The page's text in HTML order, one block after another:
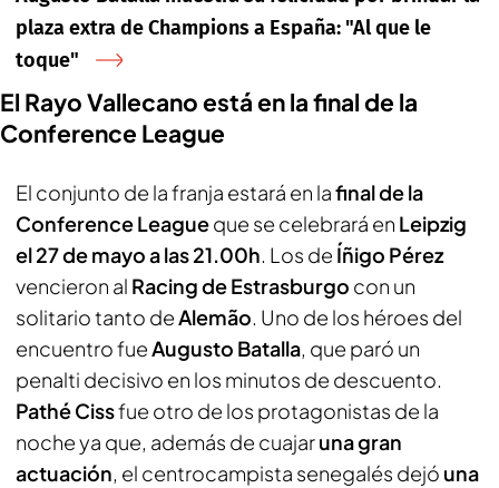
plaza extra de Champions a España: "Al que le
toque"
El Rayo Vallecano está en la final de la
Conference League
El conjunto de la franja estará en lafinal de la
Conference Leagueque se celebrará en Leipzig
el 27 de mayo a las 21.00h. Los de Íñigo Pérez
vencieron al Racing de Estrasburgo con un
solitario tanto deAlemão. Uno de los héroes del
encuentro fueAugusto Batalla, que paró un
penalti decisivo en los minutos de descuento.
Pathé Cissfue otro de los protagonistas de la
noche ya que, además de cuajaruna gran
actuación, el centrocampista senegalés dejó una